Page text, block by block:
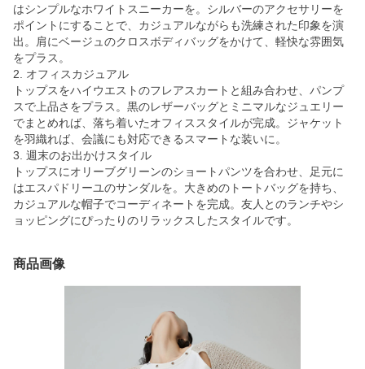
はシンプルなホワイトスニーカーを。シルバーのアクセサリーを
ポイントにすることで、カジュアルながらも洗練された印象を演
出。肩にベージュのクロスボディバッグをかけて、軽快な雰囲気
をプラス。
2. オフィスカジュアル
トップスをハイウエストのフレアスカートと組み合わせ、パンプ
スで上品さをプラス。黒のレザーバッグとミニマルなジュエリー
でまとめれば、落ち着いたオフィススタイルが完成。ジャケット
を羽織れば、会議にも対応できるスマートな装いに。
3. 週末のお出かけスタイル
トップスにオリーブグリーンのショートパンツを合わせ、足元に
はエスパドリーユのサンダルを。大きめのトートバッグを持ち、
カジュアルな帽子でコーディネートを完成。友人とのランチやシ
ョッピングにぴったりのリラックスしたスタイルです。
商品画像